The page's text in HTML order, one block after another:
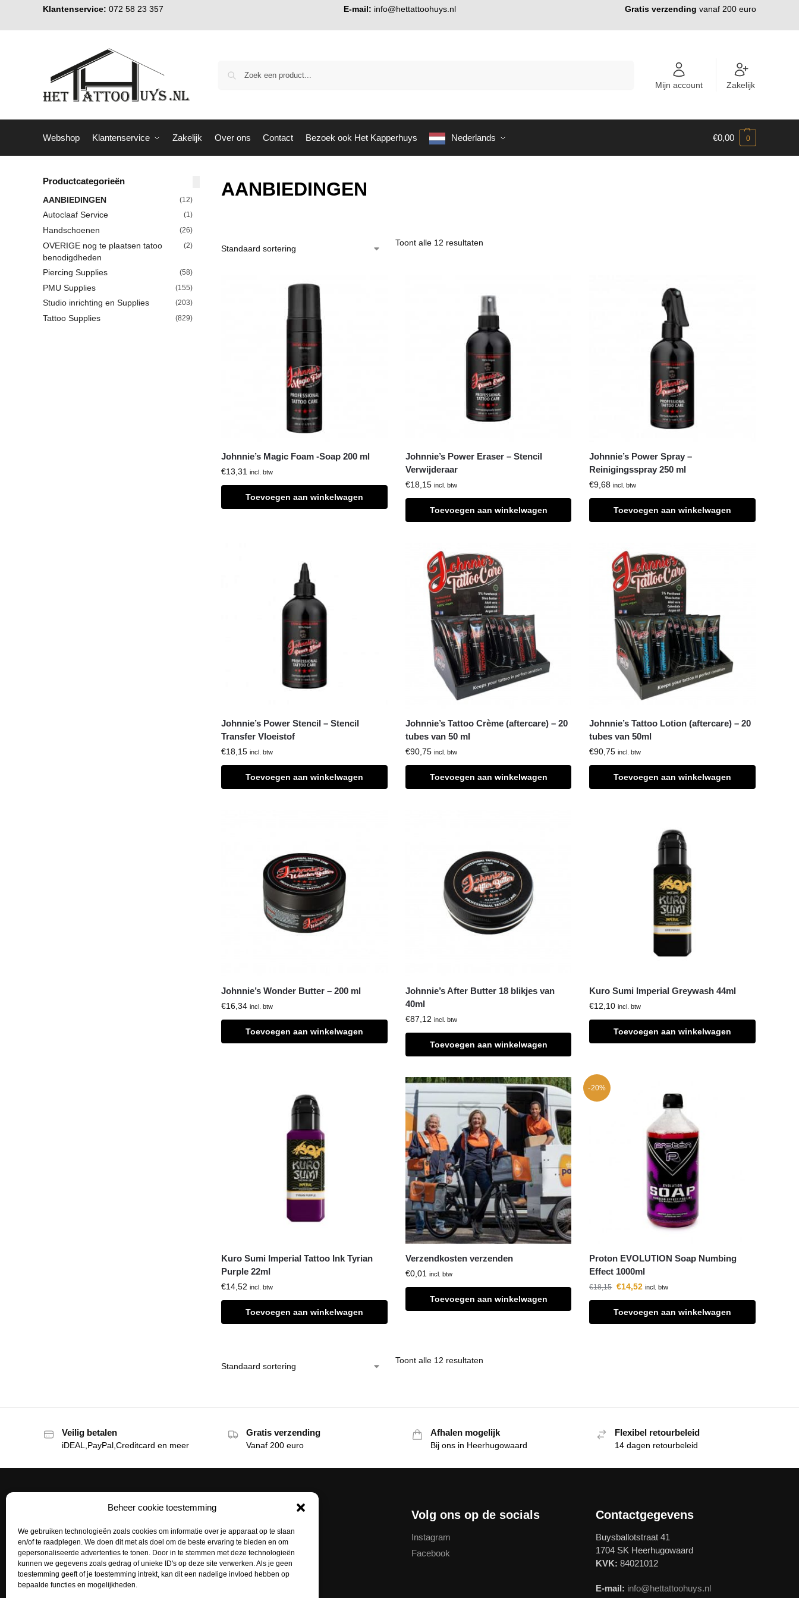
Beheer cookie toestemming
We gebruiken technologieën zoals cookies om informatie over je apparaat op te slaan
en/of te raadplegen. We doen dit met als doel om de beste ervaring te bieden en om
gepersonaliseerde advertenties te tonen. Door in te stemmen met deze technologieën
kunnen we gegevens zoals gedrag of unieke ID's op deze site verwerken. Als je geen
toestemming geeft of je toestemming intrekt, kan dit een nadelige invloed hebben op
bepaalde functies en mogelijkheden.
Klantenservice: 072 58 23 357 E-mail: info@hettattoohuys.nl Gratis verzending vanaf 200 euro
Mijn account Zakelijk
Webshop Klantenservice Zakelijk Over ons Contact Bezoek ook Het Kapperhuys Nederlands €0,00 0
AANBIEDINGEN
Toont alle 12 resultaten
Johnnie’s Magic Foam -Soap 200 ml
€13,31 incl. btw
Toevoegen aan winkelwagen
Johnnie’s Power Eraser – Stencil
Verwijderaar
€18,15 incl. btw
Toevoegen aan winkelwagen
Johnnie’s Power Spray –
Reinigingsspray 250 ml
€9,68 incl. btw
Toevoegen aan winkelwagen
Johnnie’s Power Stencil – Stencil
Transfer Vloeistof
€18,15 incl. btw
Toevoegen aan winkelwagen
Johnnie’s Tattoo Crème (aftercare) – 20
tubes van 50 ml
€90,75 incl. btw
Toevoegen aan winkelwagen
Johnnie’s Tattoo Lotion (aftercare) – 20
tubes van 50ml
€90,75 incl. btw
Toevoegen aan winkelwagen
Johnnie’s Wonder Butter – 200 ml
€16,34 incl. btw
Toevoegen aan winkelwagen
Johnnie’s After Butter 18 blikjes van
40ml
€87,12 incl. btw
Toevoegen aan winkelwagen
Kuro Sumi Imperial Greywash 44ml
€12,10 incl. btw
Toevoegen aan winkelwagen
Kuro Sumi Imperial Tattoo Ink Tyrian
Purple 22ml
€14,52 incl. btw
Toevoegen aan winkelwagen
Verzendkosten verzenden
€0,01 incl. btw
Toevoegen aan winkelwagen
-20%
Proton EVOLUTION Soap Numbing
Effect 1000ml
€18,15 €14,52 incl. btw
Toevoegen aan winkelwagen
Toont alle 12 resultaten
Productcategorieën
AANBIEDINGEN (12)
Autoclaaf Service (1)
Handschoenen (26)
OVERIGE nog te plaatsen tatoo
benodigdheden
(2)
Piercing Supplies (58)
PMU Supplies (155)
Studio inrichting en Supplies (203)
Tattoo Supplies (829)
Veilig betalen
iDEAL,PayPal,Creditcard en meer
Gratis verzending
Vanaf 200 euro
Afhalen mogelijk
Bij ons in Heerhugowaard
Flexibel retourbeleid
14 dagen retourbeleid
Het Tattoohuys
Een complete inrichting voor je
tattoostudio uitzoeken of het aanvullen
van je voorraad tattoo supplies: het kan
allemaal bij het Tattoohuys, dé
groothandel voor al jouw supplies.
Klantenservice
Bestellen
Betaalmethodes
Mijn account
Volg ons op de socials
Instagram
Facebook
Contactgegevens
Buysballotstraat 41
1704 SK Heerhugowaard
KVK: 84021012
E-mail: info@hettattoohuys.nl